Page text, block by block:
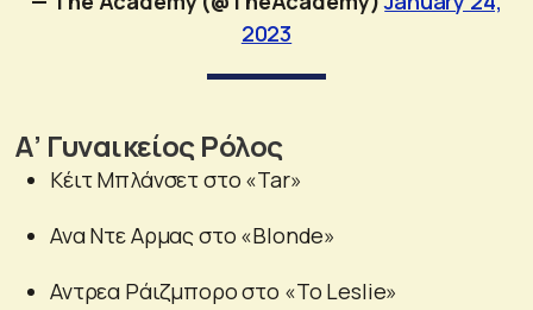
2023
Α’ Γυναικείος Ρόλος
Κέιτ Μπλάνσετ στο «Tar»
Ανα Ντε Αρμας στο «Blonde»
Αντρεα Ράιζμπορο στο «To Leslie»